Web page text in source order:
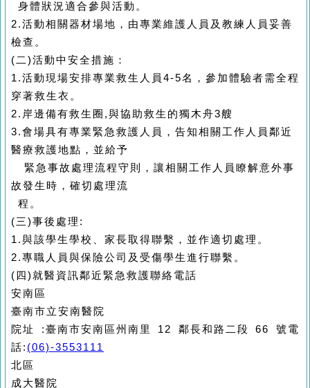
身體狀況適合參與活動。
2.活動相關器材場地，由專業維護人員及教練人員妥善
檢查。
( 二 )活動中安全措施：
1.活動現場安排專業救生人員4-5名，參加體驗者需全程
穿著救生衣。
2. 岸邊備有救生圈,與協助救生的獨木舟3艘
3.會場具有專業緊急救護人員，告知相關工作人員鄰近
醫療救護地點，並給予
緊急事故處理流程守則，讓相關工作人員瞭解意外事
故發生時，確切處理流
程。
(三)事後處理:
1.與該學生學校、家長取得聯繫，並作適切處理。
2.專職人員與保險公司及受傷學生進行聯繫。
( 四 )就醫資訊鄰近緊急救護聯絡電話
安南區
臺南市立安南醫院
院址 :臺南市安南區州南里 12 鄰長和路二段 66 號電
話: (06)-3553111
北區
成大醫院